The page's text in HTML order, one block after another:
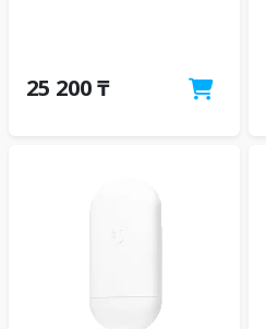
25 200 ₸